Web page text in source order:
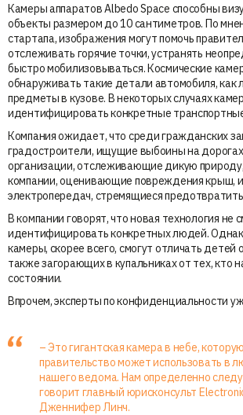
Камеры аппаратов Albedo Space способны
объекты размером до 10 сантиметров. По
стартапа, изображения могут помочь
отслеживать горячие точки, устранять
быстро мобилизовываться. Космические
обнаруживать такие детали автомобиля, как
предметы в кузове. В некоторых случаях
идентифицировать конкретные
Компания ожидает, что среди гражданских
градостроители, ищущие выбоины на
организации, отслеживающие дикую
компании, оценивающие повреждения крыш,
электропередач, стремящиеся
В компании говорят, что новая технология не
идентифицировать конкретных людей.
камеры, скорее всего, смогут отличать детей
также загорающих в купальниках от тех, кто
состоянии.
Впрочем, эксперты по конфиденциальности
– Это гигантская камера в небе,
правительство может использовать в
нашего ведома. Нам определенно
говорит главный юрисконсульт
Дженнифер Линч.